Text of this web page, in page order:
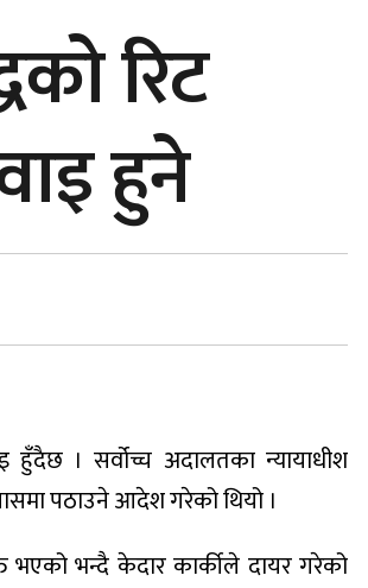
रिट
हुने
। सर्वोच्च अदालतका न्यायाधीश
पठाउने आदेश गरेको थियो ।
भएको भन्दै केदार कार्कीले दायर गरेको